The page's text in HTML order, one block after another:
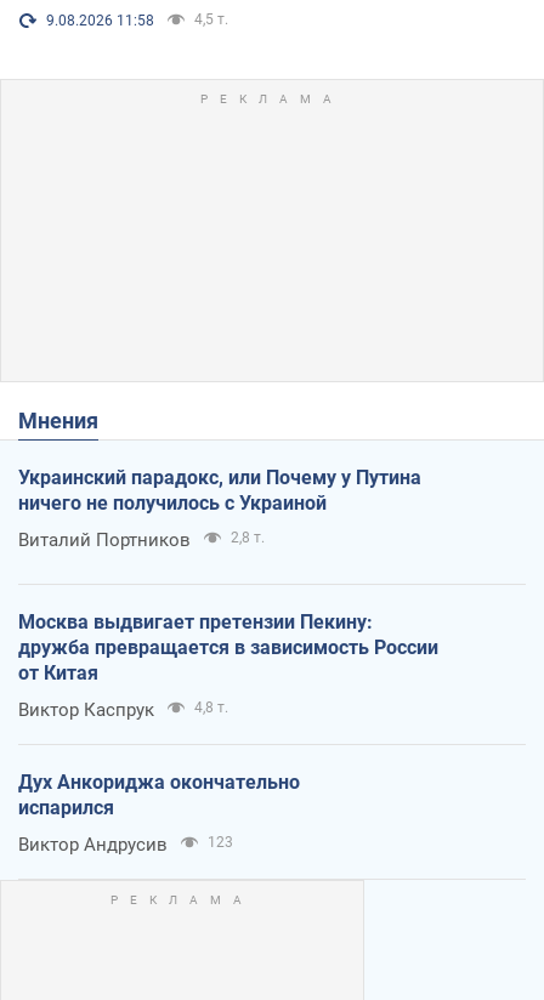
9.08.2026 11:58 4,5 т.
Мнения
Украинский парадокс, или Почему у Путина
ничего не получилось с Украиной
Виталий Портников 2,8 т.
Москва выдвигает претензии Пекину:
дружба превращается в зависимость России
от Китая
Виктор Каспрук 4,8 т.
Дух Анкориджа окончательно
испарился
Виктор Андрусив 123